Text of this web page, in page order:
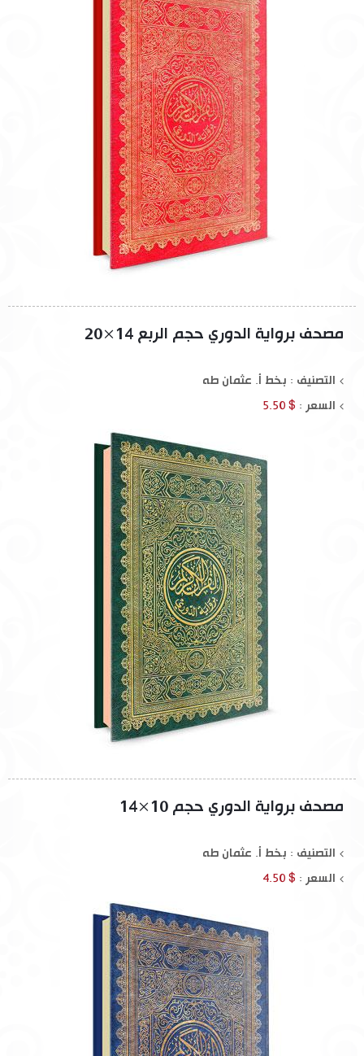
مصحف برواية الدوري حجم الربع 14×20
التصنيف : بخط أ. عثمان طه
السعر : $ 5.50
مصحف برواية الدوري حجم 10×14
التصنيف : بخط أ. عثمان طه
السعر : $ 4.50